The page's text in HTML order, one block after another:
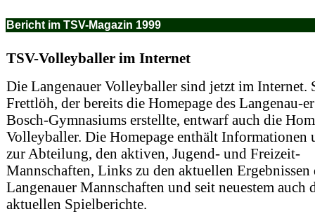
Bericht im TSV-Magazin 1999
TSV-Volleyballer im Internet
Die Langenauer Volleyballer sind jetzt im Internet.
Frettlöh, der bereits die Homepage des Langenau-
Bosch-Gymnasiums erstellte, entwarf auch die
Volleyballer. Die Homepage enthält Informationen
zur Abteilung, den aktiven, Jugend- und Freizeit-
Mannschaften, Links zu den aktuellen Ergebnissen
Langenauer Mannschaften und seit neuestem auch
aktuellen Spielberichte.